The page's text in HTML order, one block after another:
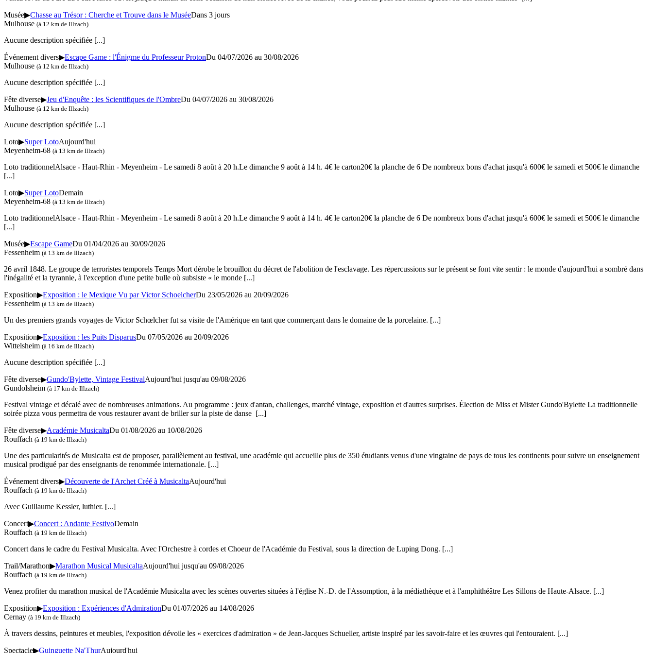
Musée▶Chasse au Trésor : Cherche et Trouve dans le MuséeDans 3 jours
Mulhouse (à 12 km de Illzach)
Aucune description spécifiée [...]
Événement divers▶Escape Game : l'Énigme du Professeur ProtonDu 04/07/2026 au 30/08/2026
Mulhouse (à 12 km de Illzach)
Aucune description spécifiée [...]
Fête diverse▶Jeu d'Enquête : les Scientifiques de l'OmbreDu 04/07/2026 au 30/08/2026
Mulhouse (à 12 km de Illzach)
Aucune description spécifiée [...]
Loto▶Super LotoAujourd'hui
Meyenheim-68 (à 13 km de Illzach)
Loto traditionnelAlsace - Haut-Rhin - Meyenheim - Le samedi 8 août à 20 h.Le dimanche 9 août à 14 h. 4€ le carton20€ la planche de 6 De nombreux bons d'achat jusqu'à 600€ le samedi et 500€ le dimanche
[...]
Loto▶Super LotoDemain
Meyenheim-68 (à 13 km de Illzach)
Loto traditionnelAlsace - Haut-Rhin - Meyenheim - Le samedi 8 août à 20 h.Le dimanche 9 août à 14 h. 4€ le carton20€ la planche de 6 De nombreux bons d'achat jusqu'à 600€ le samedi et 500€ le dimanche
[...]
Musée▶Escape GameDu 01/04/2026 au 30/09/2026
Fessenheim (à 13 km de Illzach)
26 avril 1848. Le groupe de terroristes temporels Temps Mort dérobe le brouillon du décret de l'abolition de l'esclavage. Les répercussions sur le présent se font vite sentir : le monde d'aujourd'hui a sombré dans
l'inégalité et la tyrannie, à l'exception d'une petite bulle où subsiste « le monde [...]
Exposition▶Exposition : le Mexique Vu par Victor SchoelcherDu 23/05/2026 au 20/09/2026
Fessenheim (à 13 km de Illzach)
Un des premiers grands voyages de Victor Schœlcher fut sa visite de l'Amérique en tant que commerçant dans le domaine de la porcelaine. [...]
Exposition▶Exposition : les Puits DisparusDu 07/05/2026 au 20/09/2026
Wittelsheim (à 16 km de Illzach)
Aucune description spécifiée [...]
Fête diverse▶Gundo'Bylette, Vintage FestivalAujourd'hui jusqu'au 09/08/2026
Gundolsheim (à 17 km de Illzach)
Festival vintage et décalé avec de nombreuses animations. Au programme : jeux d'antan, challenges, marché vintage, exposition et d'autres surprises. Élection de Miss et Mister Gundo'Bylette La traditionnelle
soirée pizza vous permettra de vous restaurer avant de briller sur la piste de danse [...]
Fête diverse▶Académie MusicaltaDu 01/08/2026 au 10/08/2026
Rouffach (à 19 km de Illzach)
Une des particularités de Musicalta est de proposer, parallèlement au festival, une académie qui accueille plus de 350 étudiants venus d'une vingtaine de pays de tous les continents pour suivre un enseignement
musical prodigué par des enseignants de renommée internationale. [...]
Événement divers▶Découverte de l'Archet Créé à MusicaltaAujourd'hui
Rouffach (à 19 km de Illzach)
Avec Guillaume Kessler, luthier. [...]
Concert▶Concert : Andante FestivoDemain
Rouffach (à 19 km de Illzach)
Concert dans le cadre du Festival Musicalta. Avec l'Orchestre à cordes et Choeur de l'Académie du Festival, sous la direction de Luping Dong. [...]
Trail/Marathon▶Marathon Musical MusicaltaAujourd'hui jusqu'au 09/08/2026
Rouffach (à 19 km de Illzach)
Venez profiter du marathon musical de l'Académie Musicalta avec les scènes ouvertes situées à l'église N.-D. de l'Assomption, à la médiathèque et à l'amphithéâtre Les Sillons de Haute-Alsace. [...]
Exposition▶Exposition : Expériences d'AdmirationDu 01/07/2026 au 14/08/2026
Cernay (à 19 km de Illzach)
À travers dessins, peintures et meubles, l'exposition dévoile les « exercices d'admiration » de Jean-Jacques Schueller, artiste inspiré par les savoir-faire et les œuvres qui l'entouraient. [...]
Spectacle▶Guinguette Na'ThurAujourd'hui